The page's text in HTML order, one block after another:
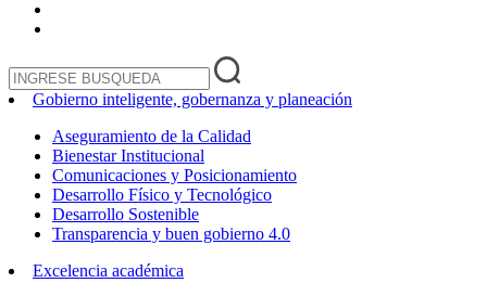
Gobierno inteligente, gobernanza y planeación
Aseguramiento de la Calidad
Bienestar Institucional
Comunicaciones y Posicionamiento
Desarrollo Físico y Tecnológico
Desarrollo Sostenible
Transparencia y buen gobierno 4.0
Excelencia académica